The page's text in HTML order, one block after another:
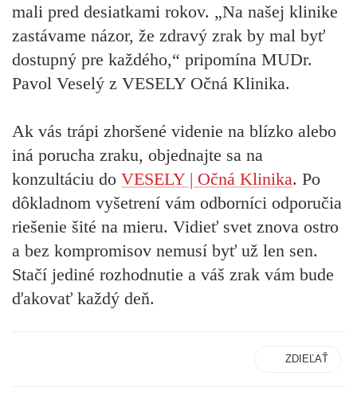
mali pred desiatkami rokov. „Na našej klinike
zastávame názor, že zdravý zrak by mal byť
dostupný pre každého,“ pripomína MUDr.
Pavol Veselý z VESELY Očná Klinika.
Ak vás trápi zhoršené videnie na blízko alebo
iná porucha zraku, objednajte sa na
konzultáciu do VESELY | Očná Klinika. Po
dôkladnom vyšetrení vám odborníci odporučia
riešenie šité na mieru. Vidieť svet znova ostro
a bez kompromisov nemusí byť už len sen.
Stačí jediné rozhodnutie a váš zrak vám bude
ďakovať každý deň.
ZDIEĽAŤ